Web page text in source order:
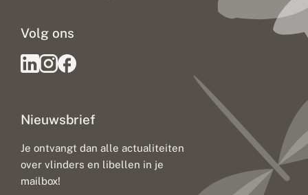
Nieuwsbrief
Je ontvangt dan alle actualiteiten
over vlinders en libellen in je
mailbox!
Volg ons